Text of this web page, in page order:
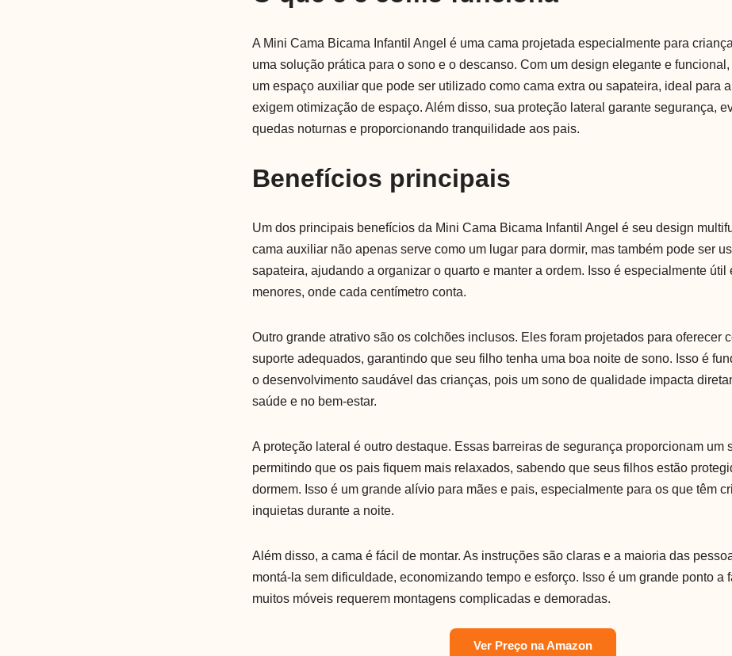
A Mini Cama Bicama Infantil Angel é uma cama projetada especialmente para
uma solução prática para o sono e o descanso. Com um design elegante e
um espaço auxiliar que pode ser utilizado como cama extra ou sapateira, ideal para
exigem otimização de espaço. Além disso, sua proteção lateral garante segurança,
quedas noturnas e proporcionando tranquilidade aos pais.
Benefícios principais
Um dos principais benefícios da Mini Cama Bicama Infantil Angel é seu design
cama auxiliar não apenas serve como um lugar para dormir, mas também pode ser
sapateira, ajudando a organizar o quarto e manter a ordem. Isso é especialmente útil
menores, onde cada centímetro conta.
Outro grande atrativo são os colchões inclusos. Eles foram projetados para oferecer
suporte adequados, garantindo que seu filho tenha uma boa noite de sono. Isso é
o desenvolvimento saudável das crianças, pois um sono de qualidade impacta
saúde e no bem-estar.
A proteção lateral é outro destaque. Essas barreiras de segurança proporcionam um
permitindo que os pais fiquem mais relaxados, sabendo que seus filhos estão
dormem. Isso é um grande alívio para mães e pais, especialmente para os que têm
inquietas durante a noite.
Além disso, a cama é fácil de montar. As instruções são claras e a maioria das
montá-la sem dificuldade, economizando tempo e esforço. Isso é um grande ponto a
muitos móveis requerem montagens complicadas e demoradas.
Ver Preço na Amazon